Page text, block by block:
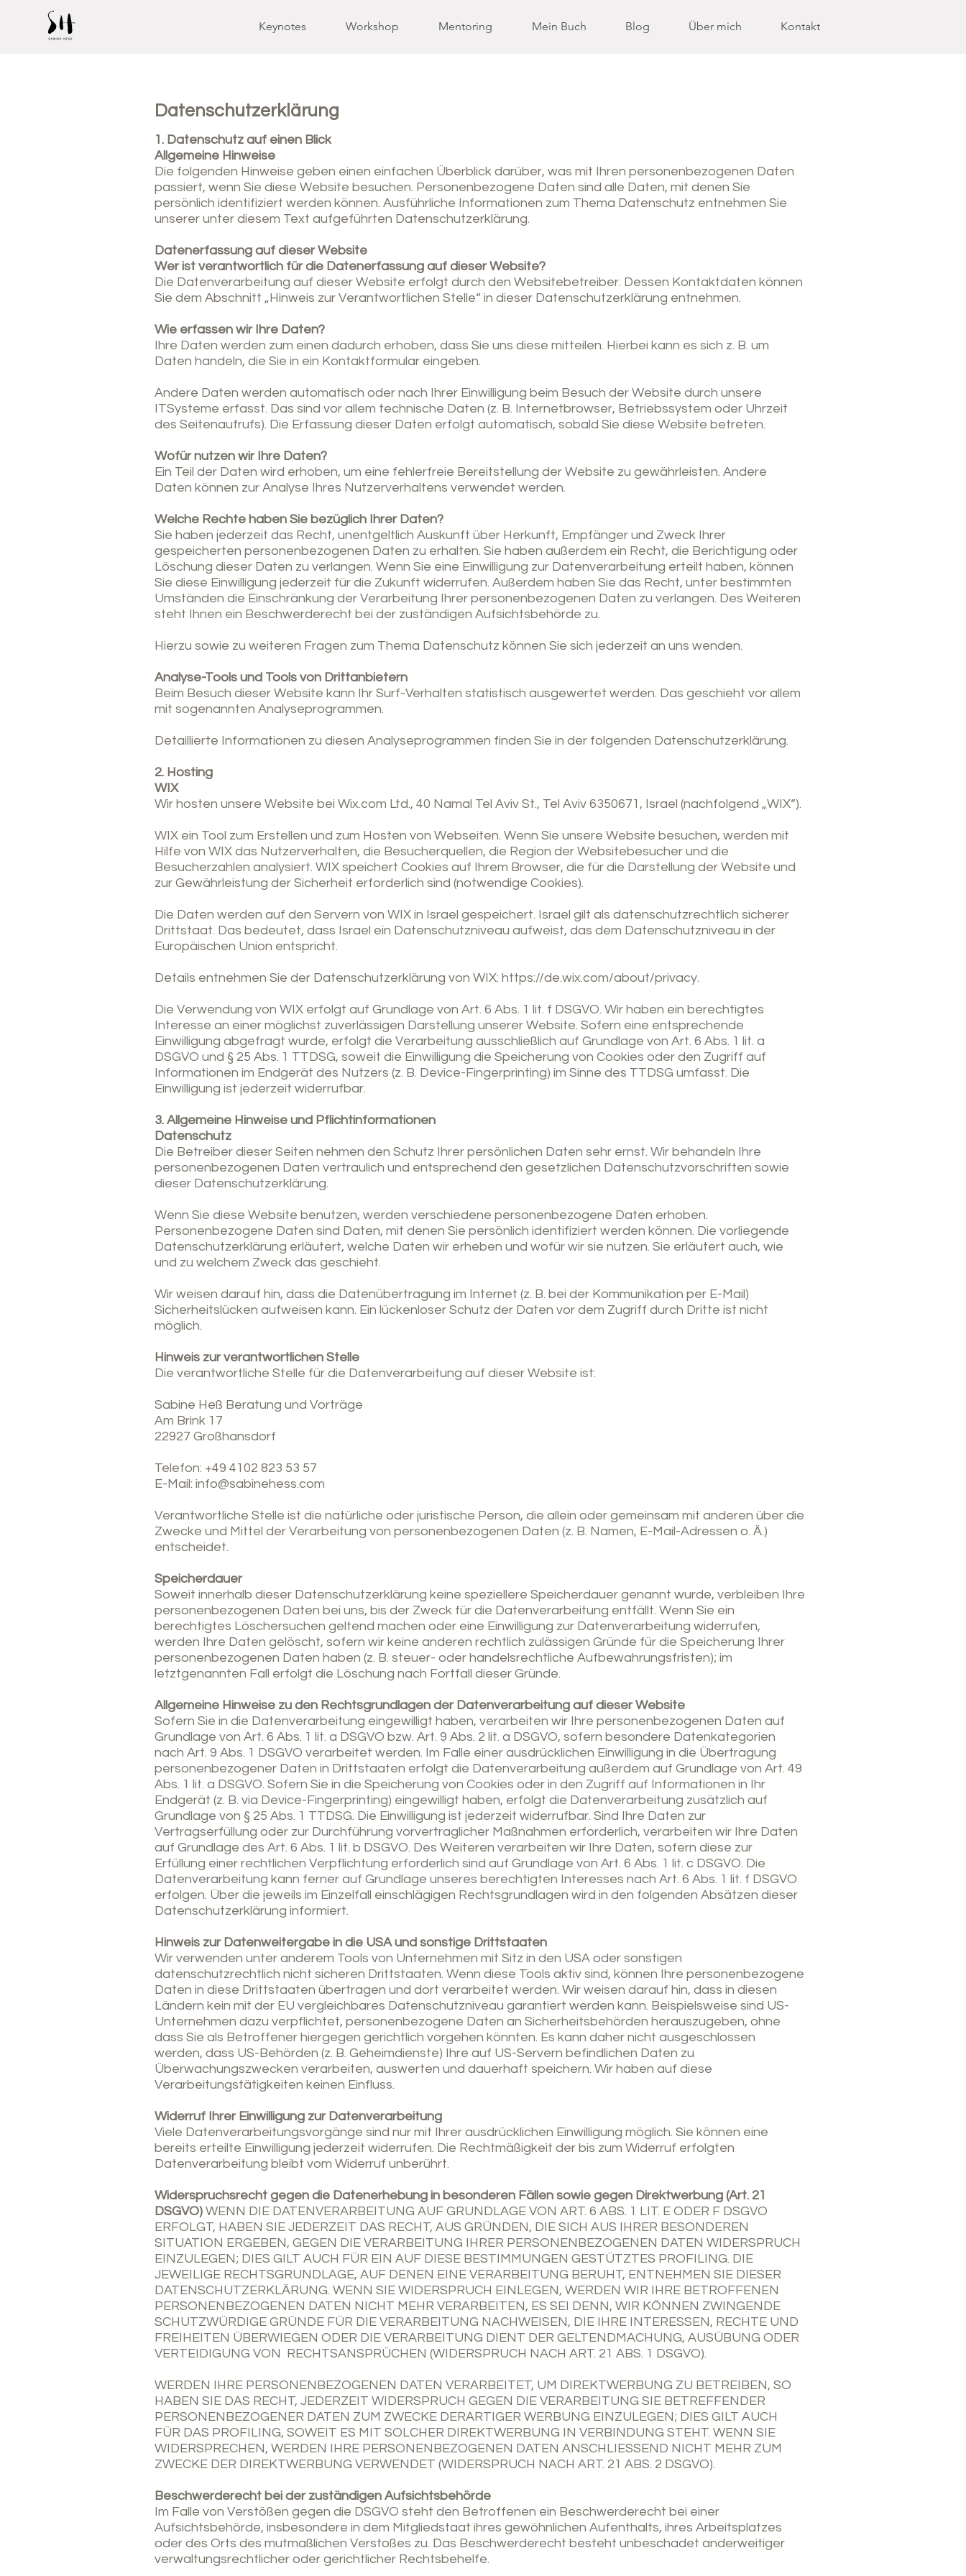
Keynotes Workshop Mentoring Mein Buch Blog Über mich Kontakt
Datenschutzerklärung
1. Datenschutz auf einen Blick
Allgemeine Hinweise
Die folgenden Hinweise geben einen einfachen Überblick darüber, was mit Ihren personenbezogenen Daten
passiert, wenn Sie diese Website besuchen. Personenbezogene Daten sind alle Daten, mit denen Sie
persönlich identifiziert werden können. Ausführliche Informationen zum Thema Datenschutz entnehmen Sie
unserer unter diesem Text aufgeführten Datenschutzerklärung.
Datenerfassung auf dieser Website
Wer ist verantwortlich für die Datenerfassung auf dieser Website?
Die Datenverarbeitung auf dieser Website erfolgt durch den Websitebetreiber. Dessen Kontaktdaten können
Sie dem Abschnitt „Hinweis zur Verantwortlichen Stelle“ in dieser Datenschutzerklärung entnehmen.
Wie erfassen wir Ihre Daten?
Ihre Daten werden zum einen dadurch erhoben, dass Sie uns diese mitteilen. Hierbei kann es sich z. B. um
Daten handeln, die Sie in ein Kontaktformular eingeben.
Andere Daten werden automatisch oder nach Ihrer Einwilligung beim Besuch der Website durch unsere
ITSysteme erfasst. Das sind vor allem technische Daten (z. B. Internetbrowser, Betriebssystem oder Uhrzeit
des Seitenaufrufs). Die Erfassung dieser Daten erfolgt automatisch, sobald Sie diese Website betreten.
Wofür nutzen wir Ihre Daten?
Ein Teil der Daten wird erhoben, um eine fehlerfreie Bereitstellung der Website zu gewährleisten. Andere
Daten können zur Analyse Ihres Nutzerverhaltens verwendet werden.
Welche Rechte haben Sie bezüglich Ihrer Daten?
Sie haben jederzeit das Recht, unentgeltlich Auskunft über Herkunft, Empfänger und Zweck Ihrer
gespeicherten personenbezogenen Daten zu erhalten. Sie haben außerdem ein Recht, die Berichtigung oder
Löschung dieser Daten zu verlangen. Wenn Sie eine Einwilligung zur Datenverarbeitung erteilt haben, können
Sie diese Einwilligung jederzeit für die Zukunft widerrufen. Außerdem haben Sie das Recht, unter bestimmten
Umständen die Einschränkung der Verarbeitung Ihrer personenbezogenen Daten zu verlangen. Des Weiteren
steht Ihnen ein Beschwerderecht bei der zuständigen Aufsichtsbehörde zu.
Hierzu sowie zu weiteren Fragen zum Thema Datenschutz können Sie sich jederzeit an uns wenden.
Analyse-Tools und Tools von Drittanbietern
Beim Besuch dieser Website kann Ihr Surf-Verhalten statistisch ausgewertet werden. Das geschieht vor allem
mit sogenannten Analyseprogrammen.
Detaillierte Informationen zu diesen Analyseprogrammen finden Sie in der folgenden Datenschutzerklärung.
2. Hosting
WIX
Wir hosten unsere Website bei Wix.com Ltd., 40 Namal Tel Aviv St., Tel Aviv 6350671, Israel (nachfolgend „WIX“).
WIX ein Tool zum Erstellen und zum Hosten von Webseiten. Wenn Sie unsere Website besuchen, werden mit
Hilfe von WIX das Nutzerverhalten, die Besucherquellen, die Region der Websitebesucher und die
Besucherzahlen analysiert. WIX speichert Cookies auf Ihrem Browser, die für die Darstellung der Website und
zur Gewährleistung der Sicherheit erforderlich sind (notwendige Cookies).
Die Daten werden auf den Servern von WIX in Israel gespeichert. Israel gilt als datenschutzrechtlich sicherer
Drittstaat. Das bedeutet, dass Israel ein Datenschutzniveau aufweist, das dem Datenschutzniveau in der
Europäischen Union entspricht.
Details entnehmen Sie der Datenschutzerklärung von WIX: https://de.wix.com/about/privacy.
Die Verwendung von WIX erfolgt auf Grundlage von Art. 6 Abs. 1 lit. f DSGVO. Wir haben ein berechtigtes
Interesse an einer möglichst zuverlässigen Darstellung unserer Website. Sofern eine entsprechende
Einwilligung abgefragt wurde, erfolgt die Verarbeitung ausschließlich auf Grundlage von Art. 6 Abs. 1 lit. a
DSGVO und § 25 Abs. 1 TTDSG, soweit die Einwilligung die Speicherung von Cookies oder den Zugriff auf
Informationen im Endgerät des Nutzers (z. B. Device-Fingerprinting) im Sinne des TTDSG umfasst. Die
Einwilligung ist jederzeit widerrufbar.
3. Allgemeine Hinweise und Pflichtinformationen
Datenschutz
Die Betreiber dieser Seiten nehmen den Schutz Ihrer persönlichen Daten sehr ernst. Wir behandeln Ihre
personenbezogenen Daten vertraulich und entsprechend den gesetzlichen Datenschutzvorschriften sowie
dieser Datenschutzerklärung.
Wenn Sie diese Website benutzen, werden verschiedene personenbezogene Daten erhoben.
Personenbezogene Daten sind Daten, mit denen Sie persönlich identifiziert werden können. Die vorliegende
Datenschutzerklärung erläutert, welche Daten wir erheben und wofür wir sie nutzen. Sie erläutert auch, wie
und zu welchem Zweck das geschieht.
Wir weisen darauf hin, dass die Datenübertragung im Internet (z. B. bei der Kommunikation per E-Mail)
Sicherheitslücken aufweisen kann. Ein lückenloser Schutz der Daten vor dem Zugriff durch Dritte ist nicht
möglich.
Hinweis zur verantwortlichen Stelle
Die verantwortliche Stelle für die Datenverarbeitung auf dieser Website ist:
Sabine Heß Beratung und Vorträge
Am Brink 17
22927 Großhansdorf
Telefon: +49 4102 823 53 57
E-Mail: info@sabinehess.com
Verantwortliche Stelle ist die natürliche oder juristische Person, die allein oder gemeinsam mit anderen über die
Zwecke und Mittel der Verarbeitung von personenbezogenen Daten (z. B. Namen, E-Mail-Adressen o. Ä.)
entscheidet.
Speicherdauer
Soweit innerhalb dieser Datenschutzerklärung keine speziellere Speicherdauer genannt wurde, verbleiben Ihre
personenbezogenen Daten bei uns, bis der Zweck für die Datenverarbeitung entfällt. Wenn Sie ein
berechtigtes Löschersuchen geltend machen oder eine Einwilligung zur Datenverarbeitung widerrufen,
werden Ihre Daten gelöscht, sofern wir keine anderen rechtlich zulässigen Gründe für die Speicherung Ihrer
personenbezogenen Daten haben (z. B. steuer- oder handelsrechtliche Aufbewahrungsfristen); im
letztgenannten Fall erfolgt die Löschung nach Fortfall dieser Gründe.
Allgemeine Hinweise zu den Rechtsgrundlagen der Datenverarbeitung auf dieser Website
Sofern Sie in die Datenverarbeitung eingewilligt haben, verarbeiten wir Ihre personenbezogenen Daten auf
Grundlage von Art. 6 Abs. 1 lit. a DSGVO bzw. Art. 9 Abs. 2 lit. a DSGVO, sofern besondere Datenkategorien
nach Art. 9 Abs. 1 DSGVO verarbeitet werden. Im Falle einer ausdrücklichen Einwilligung in die Übertragung
personenbezogener Daten in Drittstaaten erfolgt die Datenverarbeitung außerdem auf Grundlage von Art. 49
Abs. 1 lit. a DSGVO. Sofern Sie in die Speicherung von Cookies oder in den Zugriff auf Informationen in Ihr
Endgerät (z. B. via Device-Fingerprinting) eingewilligt haben, erfolgt die Datenverarbeitung zusätzlich auf
Grundlage von § 25 Abs. 1 TTDSG. Die Einwilligung ist jederzeit widerrufbar. Sind Ihre Daten zur
Vertragserfüllung oder zur Durchführung vorvertraglicher Maßnahmen erforderlich, verarbeiten wir Ihre Daten
auf Grundlage des Art. 6 Abs. 1 lit. b DSGVO. Des Weiteren verarbeiten wir Ihre Daten, sofern diese zur
Erfüllung einer rechtlichen Verpflichtung erforderlich sind auf Grundlage von Art. 6 Abs. 1 lit. c DSGVO. Die
Datenverarbeitung kann ferner auf Grundlage unseres berechtigten Interesses nach Art. 6 Abs. 1 lit. f DSGVO
erfolgen. Über die jeweils im Einzelfall einschlägigen Rechtsgrundlagen wird in den folgenden Absätzen dieser
Datenschutzerklärung informiert.
Hinweis zur Datenweitergabe in die USA und sonstige Drittstaaten
Wir verwenden unter anderem Tools von Unternehmen mit Sitz in den USA oder sonstigen
datenschutzrechtlich nicht sicheren Drittstaaten. Wenn diese Tools aktiv sind, können Ihre personenbezogene
Daten in diese Drittstaaten übertragen und dort verarbeitet werden. Wir weisen darauf hin, dass in diesen
Ländern kein mit der EU vergleichbares Datenschutzniveau garantiert werden kann. Beispielsweise sind US-
Unternehmen dazu verpflichtet, personenbezogene Daten an Sicherheitsbehörden herauszugeben, ohne
dass Sie als Betroffener hiergegen gerichtlich vorgehen könnten. Es kann daher nicht ausgeschlossen
werden, dass US-Behörden (z. B. Geheimdienste) Ihre auf US-Servern befindlichen Daten zu
Überwachungszwecken verarbeiten, auswerten und dauerhaft speichern. Wir haben auf diese
Verarbeitungstätigkeiten keinen Einfluss.
Widerruf Ihrer Einwilligung zur Datenverarbeitung
Viele Datenverarbeitungsvorgänge sind nur mit Ihrer ausdrücklichen Einwilligung möglich. Sie können eine
bereits erteilte Einwilligung jederzeit widerrufen. Die Rechtmäßigkeit der bis zum Widerruf erfolgten
Datenverarbeitung bleibt vom Widerruf unberührt.
Widerspruchsrecht gegen die Datenerhebung in besonderen Fällen sowie gegen Direktwerbung (Art. 21
DSGVO) WENN DIE DATENVERARBEITUNG AUF GRUNDLAGE VON ART. 6 ABS. 1 LIT. E ODER F DSGVO
ERFOLGT, HABEN SIE JEDERZEIT DAS RECHT, AUS GRÜNDEN, DIE SICH AUS IHRER BESONDEREN
SITUATION ERGEBEN, GEGEN DIE VERARBEITUNG IHRER PERSONENBEZOGENEN DATEN WIDERSPRUCH
EINZULEGEN; DIES GILT AUCH FÜR EIN AUF DIESE BESTIMMUNGEN GESTÜTZTES PROFILING. DIE
JEWEILIGE RECHTSGRUNDLAGE, AUF DENEN EINE VERARBEITUNG BERUHT, ENTNEHMEN SIE DIESER
DATENSCHUTZERKLÄRUNG. WENN SIE WIDERSPRUCH EINLEGEN, WERDEN WIR IHRE BETROFFENEN
PERSONENBEZOGENEN DATEN NICHT MEHR VERARBEITEN, ES SEI DENN, WIR KÖNNEN ZWINGENDE
SCHUTZWÜRDIGE GRÜNDE FÜR DIE VERARBEITUNG NACHWEISEN, DIE IHRE INTERESSEN, RECHTE UND
FREIHEITEN ÜBERWIEGEN ODER DIE VERARBEITUNG DIENT DER GELTENDMACHUNG, AUSÜBUNG ODER
VERTEIDIGUNG VON RECHTSANSPRÜCHEN (WIDERSPRUCH NACH ART. 21 ABS. 1 DSGVO).
WERDEN IHRE PERSONENBEZOGENEN DATEN VERARBEITET, UM DIREKTWERBUNG ZU BETREIBEN, SO
HABEN SIE DAS RECHT, JEDERZEIT WIDERSPRUCH GEGEN DIE VERARBEITUNG SIE BETREFFENDER
PERSONENBEZOGENER DATEN ZUM ZWECKE DERARTIGER WERBUNG EINZULEGEN; DIES GILT AUCH
FÜR DAS PROFILING, SOWEIT ES MIT SOLCHER DIREKTWERBUNG IN VERBINDUNG STEHT. WENN SIE
WIDERSPRECHEN, WERDEN IHRE PERSONENBEZOGENEN DATEN ANSCHLIESSEND NICHT MEHR ZUM
ZWECKE DER DIREKTWERBUNG VERWENDET (WIDERSPRUCH NACH ART. 21 ABS. 2 DSGVO).
Beschwerderecht bei der zuständigen Aufsichtsbehörde
Im Falle von Verstößen gegen die DSGVO steht den Betroffenen ein Beschwerderecht bei einer
Aufsichtsbehörde, insbesondere in dem Mitgliedstaat ihres gewöhnlichen Aufenthalts, ihres Arbeitsplatzes
oder des Orts des mutmaßlichen Verstoßes zu. Das Beschwerderecht besteht unbeschadet anderweitiger
verwaltungsrechtlicher oder gerichtlicher Rechtsbehelfe.